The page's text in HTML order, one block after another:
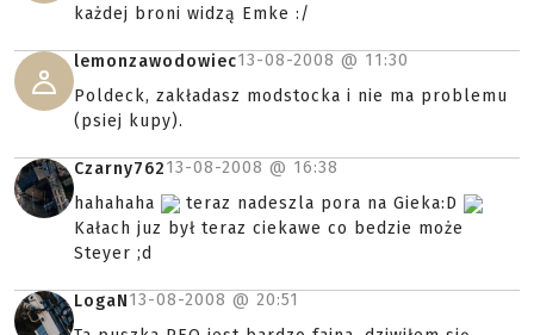
każdej broni widzą Emke :/
lemonzawodowiec13-08-2008 @ 11:30
Poldeck, zakładasz modstocka i nie ma problemu
(psiej kupy).
Czarny76213-08-2008 @ 16:38
hahahaha
teraz nadeszla pora na Gieka:D
Kałach juz był teraz ciekawe co bedzie może
Steyer ;d
LogaN13-08-2008 @ 20:51